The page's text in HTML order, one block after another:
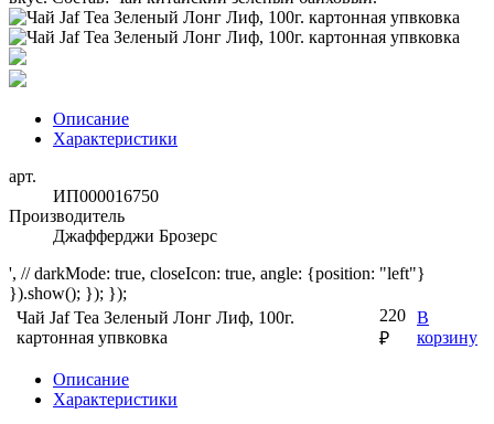
Описание
Характеристики
арт.
ИП000016750
Производитель
Джафферджи Брозерс
', // darkMode: true, closeIcon: true, angle: {position: "left"}
}).show(); }); });
Чай Jaf Tea Зеленый Лонг Лиф, 100г.
картонная упвковка
220
₽
В
корзину
Описание
Характеристики